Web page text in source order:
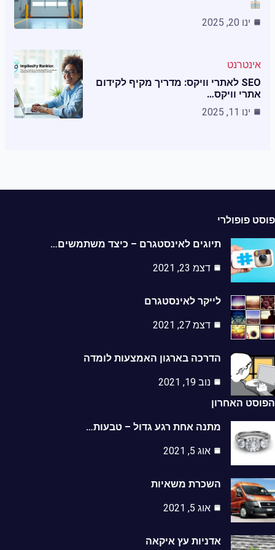
ינו 20, 2025
אינטרנט
SEO לאתרי וויקס: מדריך מקיף לקידום
אתרי וויקס…
ינו 11, 2025
פופולרי
תיוגים לאינסטגרם – כיצד משתמשים…
דצמ 23, 2021
לייקר לאינסטגרם
דצמ 27, 2021
הדרכה בארגון האמצעות לומדה
נוב 19, 2021
האחרון
מתנה אחת רגע גדול – טבעות…
אוג 5, 2021
השכרת משאיות
אוג 5, 2021
אדניות עץ איקאה